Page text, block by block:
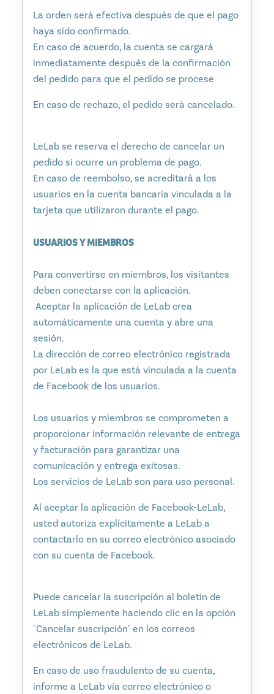
La orden será efectiva después de que el pago
haya sido confirmado.
En caso de acuerdo, la cuenta se cargará
inmediatamente después de la confirmación
del pedido para que el pedido se procese
En caso de rechazo, el pedido será cancelado.
LeLab se reserva el derecho de cancelar un
pedido si ocurre un problema de pago.
En caso de reembolso, se acreditará a los
usuarios en la cuenta bancaria vinculada a la
tarjeta que utilizaron durante el pago.
USUARIOS Y MIEMBROS
Para convertirse en miembros, los visitantes
deben conectarse con la aplicación.
Aceptar la aplicación de LeLab crea
automáticamente una cuenta y abre una
sesión.
La dirección de correo electrónico registrada
por LeLab es la que está vinculada a la cuenta
de Facebook de los usuarios.
Los usuarios y miembros se comprometen a
proporcionar información relevante de entrega
y facturación para garantizar una
comunicación y entrega exitosas.
Los servicios de LeLab son para uso personal.
Al aceptar la aplicación de Facebook-LeLab,
usted autoriza explícitamente a LeLab a
contactarlo en su correo electrónico asociado
con su cuenta de Facebook.
Puede cancelar la suscripción al boletín de
LeLab simplemente haciendo clic en la opción
"Cancelar suscripción" en los correos
electrónicos de LeLab.
En caso de uso fraudulento de su cuenta,
informe a LeLab via correo electrónico o